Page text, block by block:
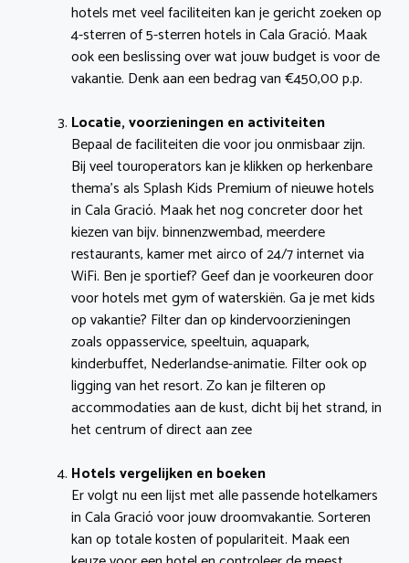
hotels met veel faciliteiten kan je gericht zoeken op
4-sterren of 5-sterren hotels in Cala Gració. Maak
ook een beslissing over wat jouw budget is voor de
vakantie. Denk aan een bedrag van €450,00 p.p.
Locatie, voorzieningen en activiteiten
Bepaal de faciliteiten die voor jou onmisbaar zijn.
Bij veel touroperators kan je klikken op herkenbare
thema’s als Splash Kids Premium of nieuwe hotels
in Cala Gració. Maak het nog concreter door het
kiezen van bijv. binnenzwembad, meerdere
restaurants, kamer met airco of 24/7 internet via
WiFi. Ben je sportief? Geef dan je voorkeuren door
voor hotels met gym of waterskiën. Ga je met kids
op vakantie? Filter dan op kindervoorzieningen
zoals oppasservice, speeltuin, aquapark,
kinderbuffet, Nederlandse-animatie. Filter ook op
ligging van het resort. Zo kan je filteren op
accommodaties aan de kust, dicht bij het strand, in
het centrum of direct aan zee
Hotels vergelijken en boeken
Er volgt nu een lijst met alle passende hotelkamers
in Cala Gració voor jouw droomvakantie. Sorteren
kan op totale kosten of populariteit. Maak een